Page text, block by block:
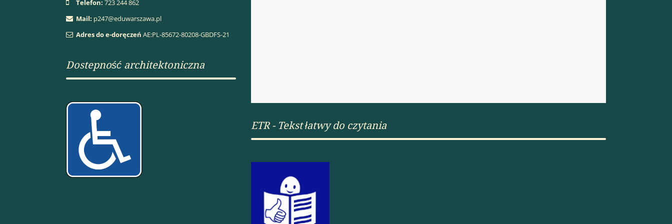
Telefon: 723 244 862
Mail: p247@eduwarszawa.pl
Adres do e-doręczeń AE:PL-85672-80208-GBDFS-21
Dostepność architektoniczna
ETR - Tekst łatwy do czytania